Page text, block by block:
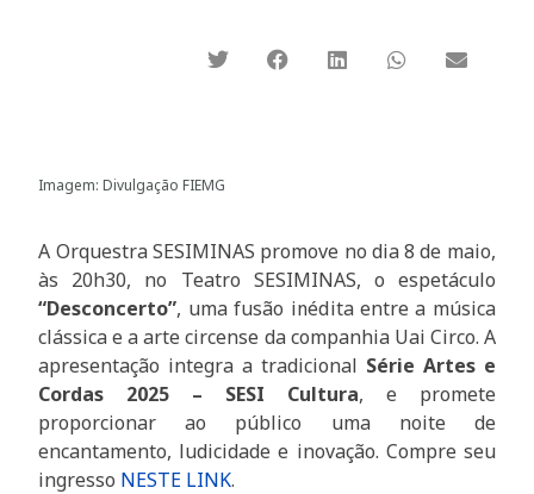
Imagem: Divulgação FIEMG
A Orquestra SESIMINAS promove no dia 8 de maio,
às 20h30, no Teatro SESIMINAS, o espetáculo
“Desconcerto”, uma fusão inédita entre a música
clássica e a arte circense da companhia Uai Circo. A
apresentação integra a tradicional Série Artes e
Cordas 2025 – SESI Cultura, e promete
proporcionar ao público uma noite de
encantamento, ludicidade e inovação. Compre seu
ingresso NESTE LINK.